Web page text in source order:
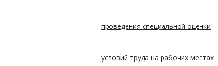
проведения специальной оценки
условий труда на рабочих местах